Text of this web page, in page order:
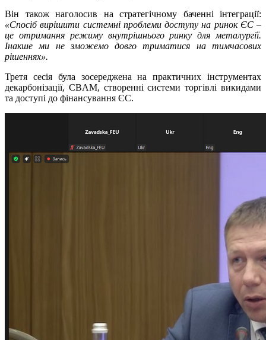
Він також наголосив на стратегічному баченні інтеграції:
«Спосіб вирішити системні проблеми доступу на ринок ЄС –
це отримання режиму внутрішнього ринку для металургії.
Інакше ми не зможемо довго триматися на тимчасових
рішеннях».
Третя сесія була зосереджена на практичних інструментах
декарбонізації, CBAM, створенні системи торгівлі викидами
та доступі до фінансування ЄС.